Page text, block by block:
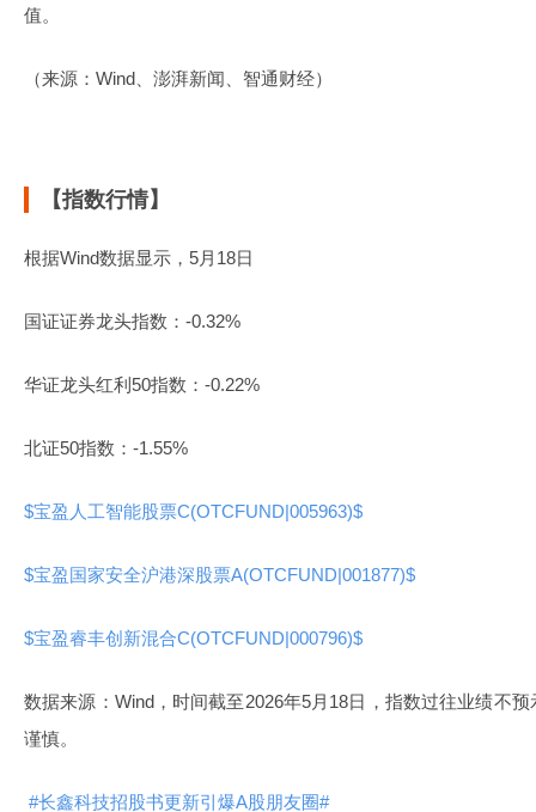
值。
（来源：Wind、澎湃新闻、智通财经）
【指数行情】
根据Wind数据显示，5月18日
国证证券龙头指数：-0.32%
华证龙头红利50指数：-0.22%
北证50指数：-1.55%
$宝盈人工智能股票C(OTCFUND|005963)$
$宝盈国家安全沪港深股票A(OTCFUND|001877)$
$宝盈睿丰创新混合C(OTCFUND|000796)$
数据来源：Wind，时间截至2026年5月18日，指数过往业绩不
谨慎。
#长鑫科技招股书更新引爆A股朋友圈#